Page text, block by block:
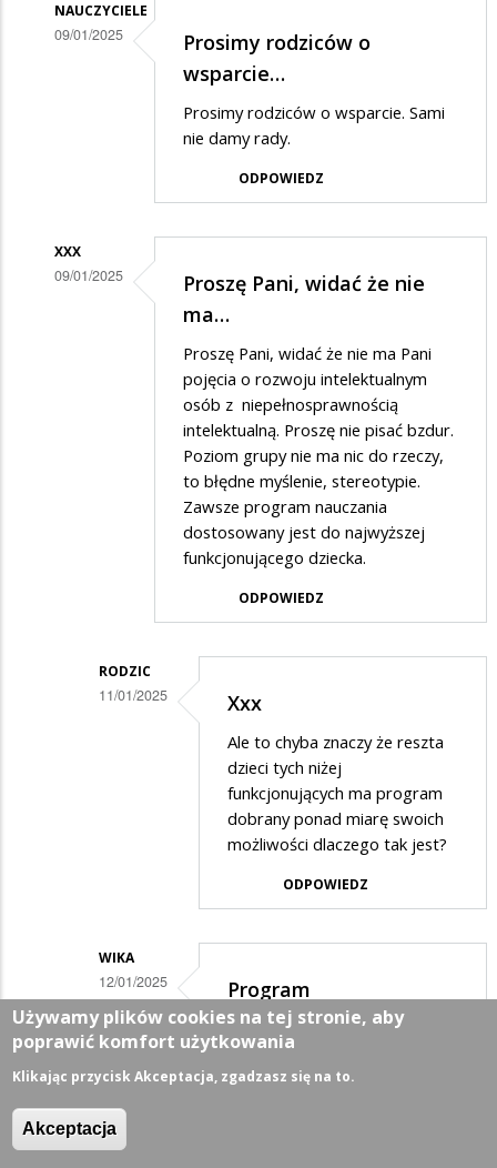
NAUCZYCIELE
09/01/2025
odpowiedzi
Zgadzam
Prosimy rodziców o
wsparcie…
Prosimy rodziców o wsparcie. Sami
nie damy rady.
ODPOWIEDZ
XXX
09/01/2025
Proszę Pani, widać że nie
ma…
Proszę Pani, widać że nie ma Pani
pojęcia o rozwoju intelektualnym
osób z niepełnosprawnością
intelektualną. Proszę nie pisać bzdur.
Poziom grupy nie ma nic do rzeczy,
to błędne myślenie, stereotypie.
Zawsze program nauczania
dostosowany jest do najwyższej
funkcjonującego dziecka.
ODPOWIEDZ
RODZIC
11/01/2025
Pani,
widać
że
nie
ma…
Xxx
Ale to chyba znaczy że reszta
dzieci tych niżej
funkcjonujących ma program
dobrany ponad miarę swoich
możliwości dlaczego tak jest?
ODPOWIEDZ
WIKA
12/01/2025
Dodane
przez
Xxx
w
odpowiedzi
Program
dostosowany...
każdego dziecka program jest
Używamy plików cookies na tej stronie, aby
poprawić komfort użytkowania
Klikając przycisk Akceptacja, zgadzasz się na to.
Akceptacja